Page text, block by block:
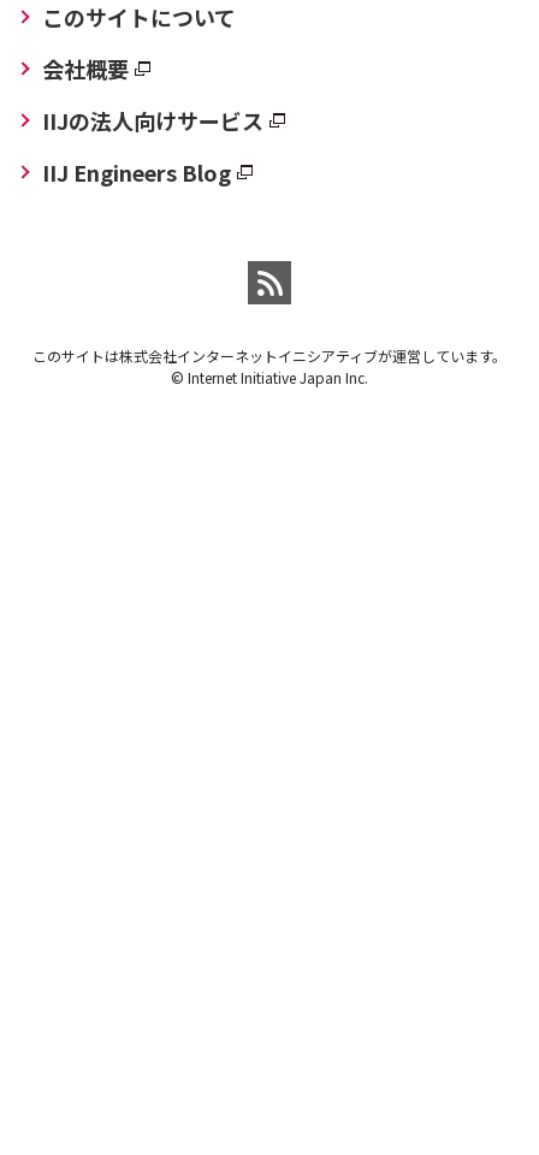
このサイトについて
会社概要
IIJの法人向けサービス
IIJ Engineers Blog
このサイトは株式会社インターネットイニシアティブが運営しています。
© Internet Initiative Japan Inc.